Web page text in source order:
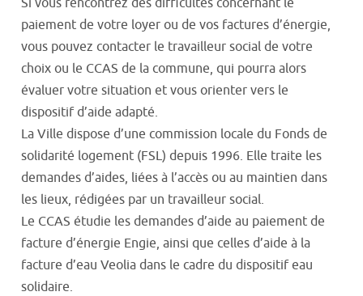
Si vous rencontrez des difficultés concernant le
paiement de votre loyer ou de vos factures d’énergie,
vous pouvez contacter le travailleur social de votre
choix ou le CCAS de la commune, qui pourra alors
évaluer votre situation et vous orienter vers le
dispositif d’aide adapté.
La Ville dispose d’une commission locale du Fonds de
solidarité logement (FSL) depuis 1996. Elle traite les
demandes d’aides, liées à l’accès ou au maintien dans
les lieux, rédigées par un travailleur social.
Le CCAS étudie les demandes d’aide au paiement de
facture d’énergie Engie, ainsi que celles d’aide à la
facture d’eau Veolia dans le cadre du dispositif eau
solidaire.